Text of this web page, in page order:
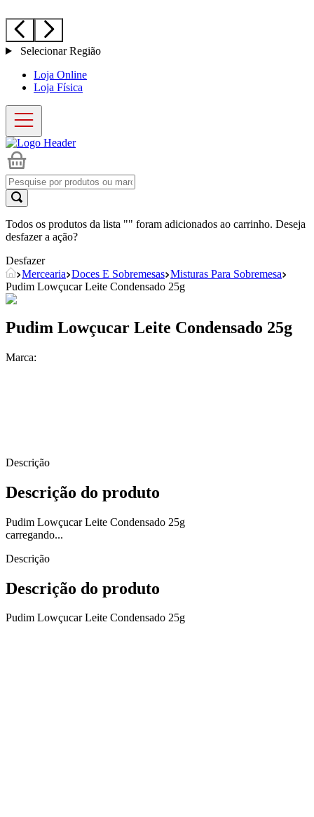
Selecionar Região
Loja Online
Loja Física
Todos os produtos da lista "" foram adicionados ao carrinho. Deseja
desfazer a ação?
Desfazer
Mercearia Doces E Sobremesas Misturas Para Sobremesa
Pudim Lowçucar Leite Condensado 25g
Pudim Lowçucar Leite Condensado 25g
Marca:
Descrição
Descrição do produto
Pudim Lowçucar Leite Condensado 25g
carregando...
Descrição
Descrição do produto
Pudim Lowçucar Leite Condensado 25g